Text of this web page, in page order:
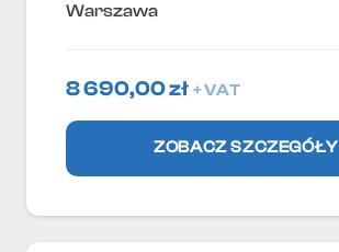
Warszawa
8 690,00zł + VAT
ZOBACZ SZCZEGÓŁY